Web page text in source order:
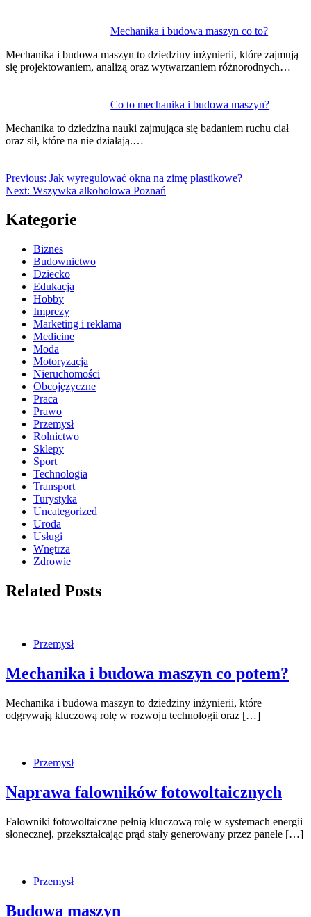
Mechanika i budowa maszyn co to?
Mechanika i budowa maszyn to dziedziny inżynierii, które zajmują
się projektowaniem, analizą oraz wytwarzaniem różnorodnych…
Co to mechanika i budowa maszyn?
Mechanika to dziedzina nauki zajmująca się badaniem ruchu ciał
oraz sił, które na nie działają.…
Previous: Jak wyregulować okna na zimę plastikowe?
Next: Wszywka alkoholowa Poznań
Kategorie
Biznes
Budownictwo
Dziecko
Edukacja
Hobby
Imprezy
Marketing i reklama
Medicine
Moda
Motoryzacja
Nieruchomości
Obcojęzyczne
Praca
Prawo
Przemysł
Rolnictwo
Sklepy
Sport
Technologia
Transport
Turystyka
Uncategorized
Uroda
Usługi
Wnętrza
Zdrowie
Related Posts
Przemysł
Mechanika i budowa maszyn co potem?
Mechanika i budowa maszyn to dziedziny inżynierii, które
odgrywają kluczową rolę w rozwoju technologii oraz […]
Przemysł
Naprawa falowników fotowoltaicznych
Falowniki fotowoltaiczne pełnią kluczową rolę w systemach energii
słonecznej, przekształcając prąd stały generowany przez panele […]
Przemysł
Budowa maszyn